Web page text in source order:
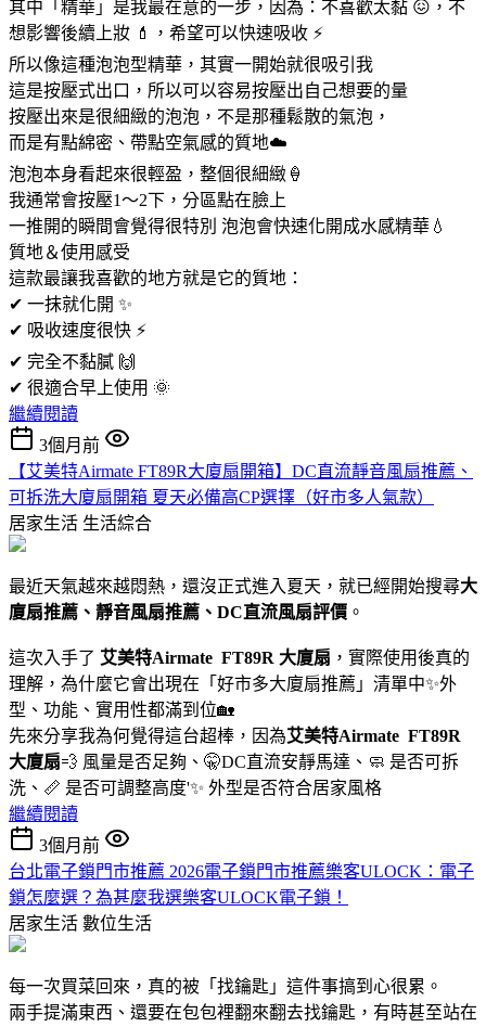
其中「精華」是我最在意的一步，因為：不喜歡太黏 😖，不
想影響後續上妝 💄，希望可以快速吸收 ⚡️
所以像這種泡泡型精華，其實一開始就很吸引我
這是按壓式出口，所以可以容易按壓出自己想要的量
按壓出來是很細緻的泡泡，不是那種鬆散的氣泡，
而是有點綿密、帶點空氣感的質地☁️
泡泡本身看起來很輕盈，整個很細緻🍦
我通常會按壓1～2下，分區點在臉上
一推開的瞬間會覺得很特別 泡泡會快速化開成水感精華💧
質地＆使用感受
這款最讓我喜歡的地方就是它的質地：
✔ 一抹就化開 ✨
✔ 吸收速度很快 ⚡️
✔ 完全不黏膩 🙌
✔ 很適合早上使用 🌞
繼續閱讀
3個月前
【艾美特Airmate FT89R大廈扇開箱】DC直流靜音風扇推薦、
可拆洗大廈扇開箱 夏天必備高CP選擇（好市多人氣款）
居家生活 生活綜合
最近天氣越來越悶熱，還沒正式進入夏天，就已經開始搜尋大
廈扇推薦、靜音風扇推薦、DC直流風扇評價 。
這次入手了 艾美特Airmate FT89R 大廈扇 ，實際使用後真的
理解，為什麼它會出現在「好市多大廈扇推薦」清單中✨外
型、功能、實用性都滿到位🏡
先來分享我為何覺得這台超棒，因為艾美特Airmate FT89R
大廈扇💨 風量是否足夠、🤫DC直流安靜馬達、🧼 是否可拆
洗、📏 是否可調整高度'✨ 外型是否符合居家風格
繼續閱讀
3個月前
台北電子鎖門市推薦 2026電子鎖門市推薦樂客ULOCK：電子
鎖怎麼選？為甚麼我選樂客ULOCK電子鎖！
居家生活 數位生活
每一次買菜回來，真的被「找鑰匙」這件事搞到心很累。
兩手提滿東西、還要在包包裡翻來翻去找鑰匙，有時甚至站在